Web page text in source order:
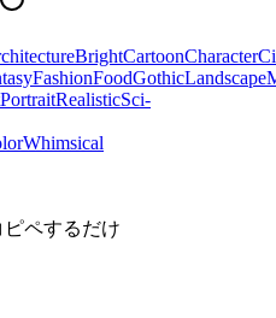
BrightCartoonCharacter
FashionFoodGothicLandscape
PortraitRealisticSci-
Whimsical
ピペするだけ